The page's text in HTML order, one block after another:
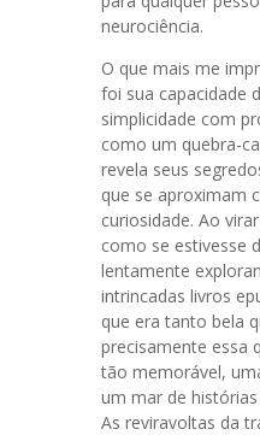
neurociência.
O que mais me
foi sua capacidade
simplicidade com
como um quebra-
revela seus
que se aproximam
curiosidade. Ao
como se estivesse
lentamente
intrincadas livros
que era tanto bela
precisamente essa
tão memorável,
um mar de
As reviravoltas da